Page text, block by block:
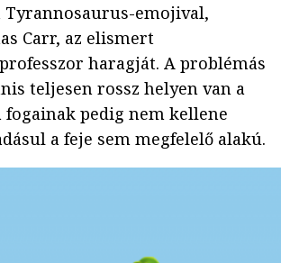
emojival,
Carr, az elismert
haragját. A problémás
teljesen rossz helyen van a
fogainak pedig nem kellene
a feje sem megfelelő alakú.